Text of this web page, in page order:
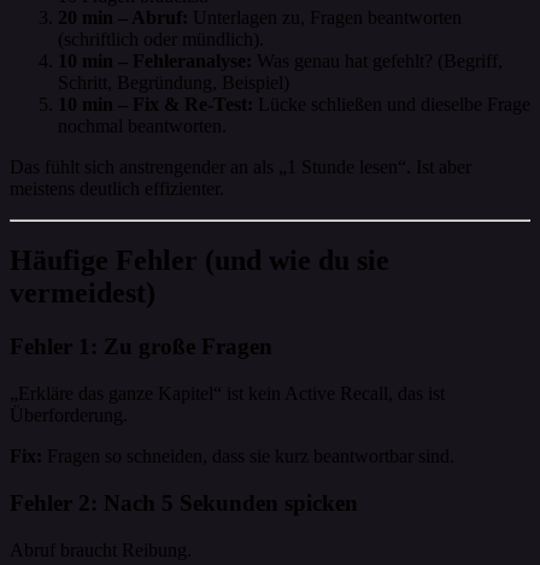
20 min – Abruf: Unterlagen zu, Fragen beantworten
(schriftlich oder mündlich).
10 min – Fehleranalyse: Was genau hat gefehlt? (Begriff,
Schritt, Begründung, Beispiel)
10 min – Fix & Re-Test: Lücke schließen und dieselbe Frage
nochmal beantworten.
Das fühlt sich anstrengender an als „1 Stunde lesen“. Ist aber
meistens deutlich effizienter.
Häufige Fehler (und wie du sie
vermeidest)
Fehler 1: Zu große Fragen
„Erkläre das ganze Kapitel“ ist kein Active Recall, das ist
Überforderung.
Fix: Fragen so schneiden, dass sie kurz beantwortbar sind.
Fehler 2: Nach 5 Sekunden spicken
Abruf braucht Reibung.